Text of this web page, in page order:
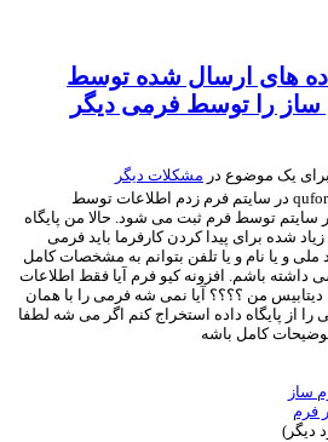
های ارسال شده توسط
را توسط فرمی دیگر
یک موضوع در مشکلات دیگر
سلام با افزونه کیوفرم quform در سایتم فرم زدم اطلاعات توسط
توسط فرم ثبت می شود. حالا من پایگاه
شده برای پیدا کردن کارفرما باید فرمی
و یا نام و یا تلفن بتوانم به مشخصات کامل
باشم. افزونه کیو فرم آیا فقط اطلاعات
من ؟؟؟؟ آیا نمی شه فرمی را با همان
از پایگاه داده استخراج کنم اگر می شه لطفا
کامل باشه